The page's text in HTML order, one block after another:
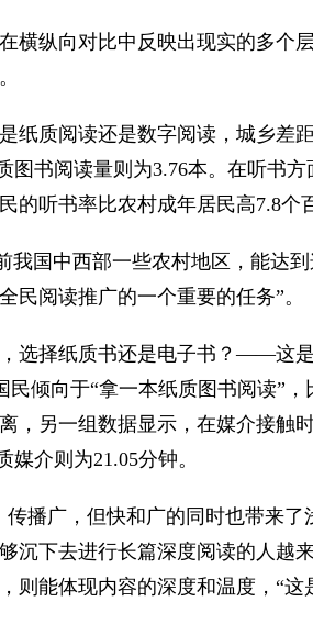
横纵向对比中反映出现实的多个
纸质阅读还是数字阅读，城乡差
图书阅读量则为3.76本。在听书
的听书率比农村成年居民高7.8个
我国中西部一些农村地区，能达
民阅读推广的一个重要的任务”。
选择纸质书还是电子书？——这
民倾向于“拿一本纸质图书阅读”
，另一组数据显示，在媒介接触
媒介则为21.05分钟。
传播广，但快和广的同时也带来
沉下去进行长篇深度阅读的人越
则能体现内容的深度和温度，“这